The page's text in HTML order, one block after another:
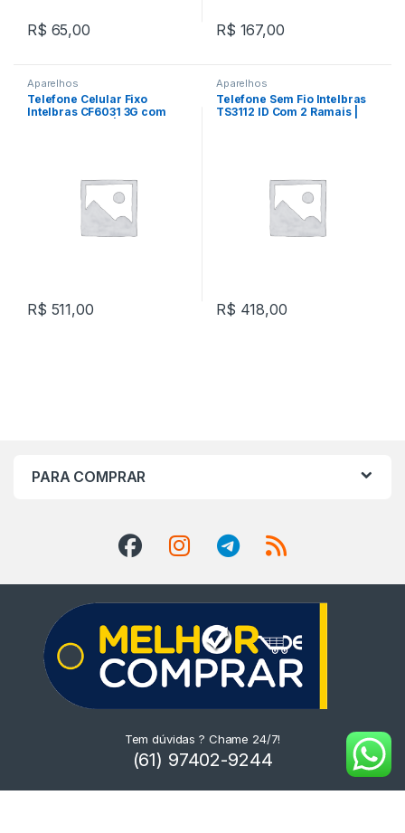
R$ 65,00 R$ 167,00
Aparelhos
Telefone Celular Fixo
Intelbras CF6031 3G com
R$ 511,00
Aparelhos
Telefone Sem Fio Intelbras
TS3112 ID Com 2 Ramais |
R$ 418,00
PARA COMPRAR
Tem dúvidas ? Chame 24/7!
(61) 97402-9244